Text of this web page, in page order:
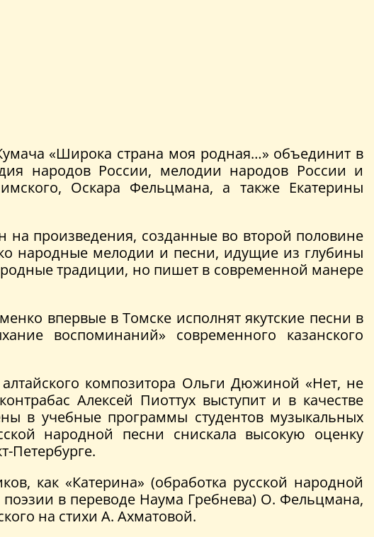
«Широка страна моя родная…» объединит в
народов России, мелодии народов России и
Оскара Фельцмана, а также Екатерины
на произведения, созданные во второй половине
народные мелодии и песни, идущие из глубины
традиции, но пишет в современной манере
впервые в Томске исполнят якутские песни в
воспоминаний» современного казанского
композитора Ольги Дюжиной «Нет, не
Алексей Пиоттух выступит и в качестве
в учебные программы студентов музыкальных
народной песни снискала высокую оценку
Петербурге.
как «Катерина» (обработка русской народной
в переводе Наума Гребнева) О. Фельцмана,
на стихи А. Ахматовой.